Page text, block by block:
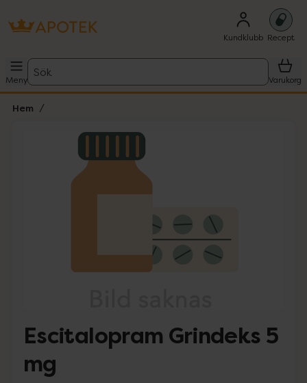
Kundklubb Recept
Meny
Sök
Varukorg
Hem
Lista: . Innehåller 1 objekt.
Escitalopram Grindeks 5
mg